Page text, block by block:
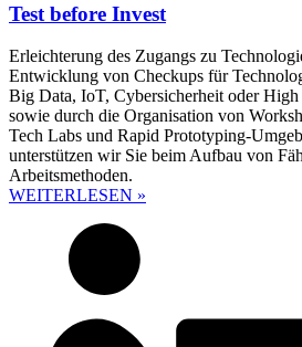
Test before Invest
Erleichterung des Zugangs zu
Entwicklung von Checkups für
Big Data, IoT, Cybersicherheit oder
sowie durch die Organisation von
Tech Labs und Rapid Prototyping-
unterstützen wir Sie beim Aufbau von
Arbeitsmethoden.
WEITERLESEN »